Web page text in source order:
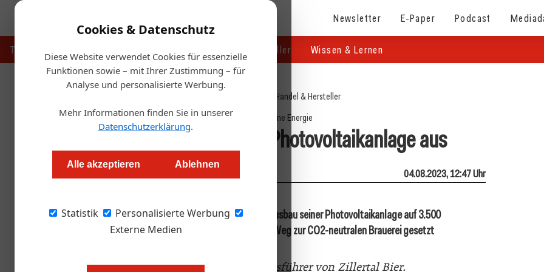
Cookies & Datenschutz
Diese Website verwendet Cookies für essenzielle
Funktionen sowie – mit Ihrer Zustimmung – für
Analyse und personalisierte Werbung.
Mehr Informationen finden Sie in unserer
Datenschutzerklärung.
Alle akzeptieren Ablehnen
Statistik
Personalisierte Werbung
Externe Medien
Newsletter E-Paper Podcast
Touristik Handel & Hersteller Wissen & Lernen
Handel & Hersteller
Grüne Energie
Zillertal Bier baut Photovoltaikanlage aus
Markus Höller 04.08.2023, 12:47 Uhr
Der Familienbetrieb Zillertal Bier hat mit dem Ausbau seiner Photovoltaikanlage auf 3.500
Quadratmeter einen weiteren Schritt auf dem Weg zur CO2-neutralen Brauerei gesetzt
Bild oben: Martin Lechner, Geschäftsführer von Zillertal Bier.